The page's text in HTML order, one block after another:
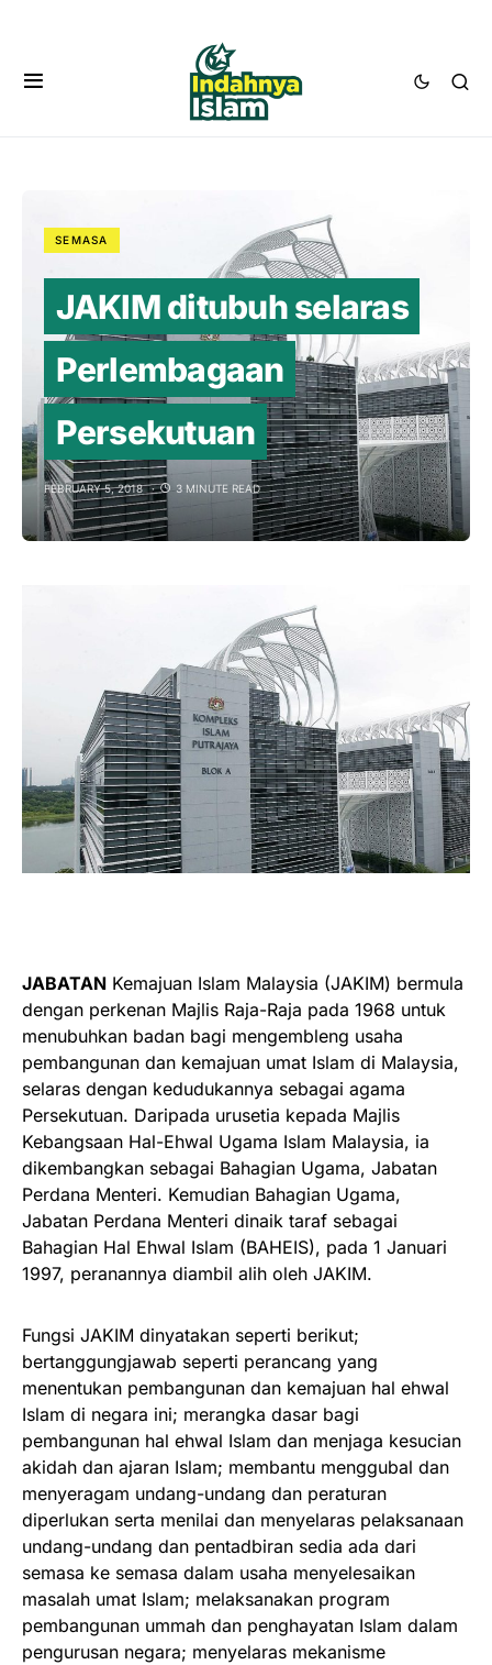
SEMASA
JAKIM ditubuh selaras
Perlembagaan
Persekutuan
FEBRUARY 5, 2018 3 MINUTE READ
JABATAN Kemajuan Islam Malaysia (JAKIM) bermula
dengan perkenan Majlis Raja-Raja pada 1968 untuk
menubuhkan badan bagi mengembleng usaha
pembangunan dan kemajuan umat Islam di Malaysia,
selaras dengan kedudukannya sebagai agama
Persekutuan. Daripada urusetia kepada Majlis
Kebangsaan Hal-Ehwal Ugama Islam Malaysia, ia
dikembangkan sebagai Bahagian Ugama, Jabatan
Perdana Menteri. Kemudian Bahagian Ugama,
Jabatan Perdana Menteri dinaik taraf sebagai
Bahagian Hal Ehwal Islam (BAHEIS), pada 1 Januari
1997, peranannya diambil alih oleh JAKIM.
Fungsi JAKIM dinyatakan seperti berikut;
bertanggungjawab seperti perancang yang
menentukan pembangunan dan kemajuan hal ehwal
Islam di negara ini; merangka dasar bagi
pembangunan hal ehwal Islam dan menjaga kesucian
akidah dan ajaran Islam; membantu menggubal dan
menyeragam undang-undang dan peraturan
diperlukan serta menilai dan menyelaras pelaksanaan
undang-undang dan pentadbiran sedia ada dari
semasa ke semasa dalam usaha menyelesaikan
masalah umat Islam; melaksanakan program
pembangunan ummah dan penghayatan Islam dalam
pengurusan negara; menyelaras mekanisme